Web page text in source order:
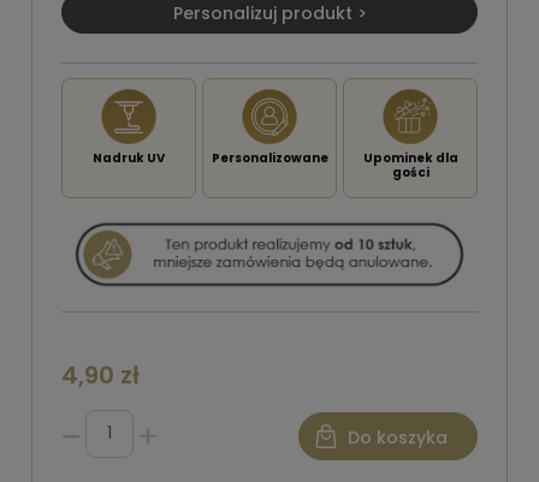
Personalizuj produkt >
Nadruk UV Personalizowane
Upominek dla
gości
4,90 zł
Do koszyka